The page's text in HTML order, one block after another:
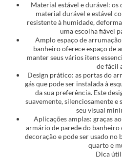
Material estável e durável: os
material durável e estável
resistente à humidade,
uma escolha fiável
Amplo espaço de
banheiro oferece espaço de
manter seus vários itens
de fácil
Design prático: as portas do
gás que pode ser instalada à
da sua preferência. Este
suavemente, silenciosamente
seu visual
Aplicações amplas: graças
armário de parede do
decoração e pode ser usado no
quarto e
Dica